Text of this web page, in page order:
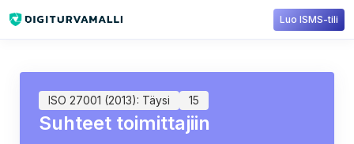
Luo ISMS-tili
15: Supplier relationships
ISO 27001 (2013): Täysi 15
Suhteet toimittajiin